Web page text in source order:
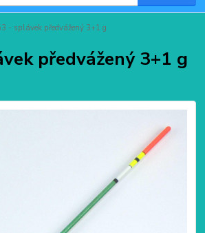
- splávek předvážený 3+1 g
předvážený 3+1 g